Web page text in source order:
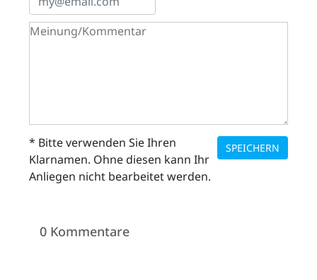
SPEICHERN
* Bitte verwenden Sie Ihren
Klarnamen. Ohne diesen kann Ihr
Anliegen nicht bearbeitet werden.
0 Kommentare